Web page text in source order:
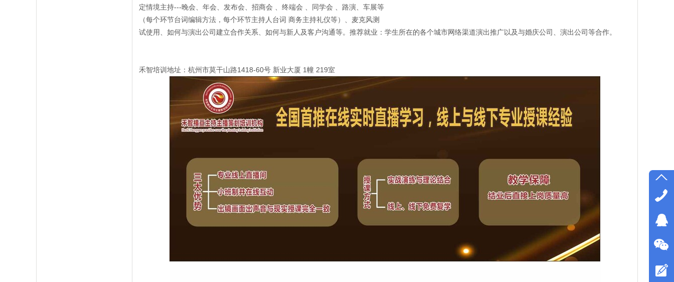
定情境主持---晚会、年会、发布会、招商会 、终端会 、同学会 、路演、车展等
（每个环节台词编辑方法，每个环节主持人台词 商务主持礼仪等）、麦克风测
试使用、如何与演出公司建立合作关系、如何与新人及客户沟通等。推荐就业：学生所在的各个城市网络渠道演出推广以及与婚庆公司、演出公司等合作。
禾智培训地址：杭州市莫干山路1418-60号 新业大厦 1幢 219室